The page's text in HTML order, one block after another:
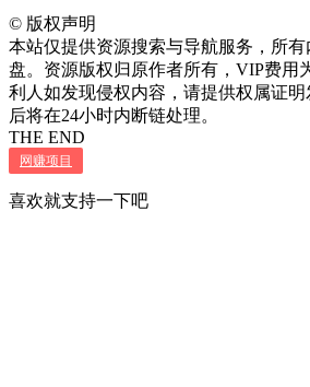
© 版权声明
本站仅提供资源搜索与导航服务，所
盘。资源版权归原作者所有，VIP费用
利人如发现侵权内容，请提供权属证
后将在24小时内断链处理。
THE END
网赚项目
喜欢就支持一下吧